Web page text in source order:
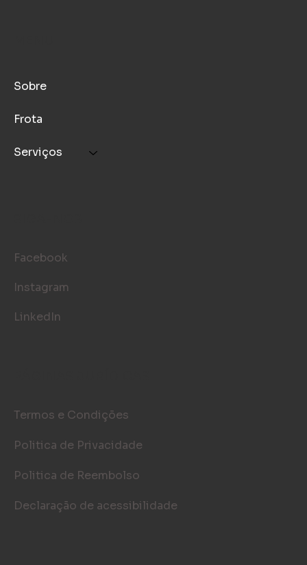
Sobre
Frota
Serviços
Facebook
Instagram
LinkedIn
Termos e Condições
Politica de Privacidade
Politica de Reembolso
Declaração de acessibilidade